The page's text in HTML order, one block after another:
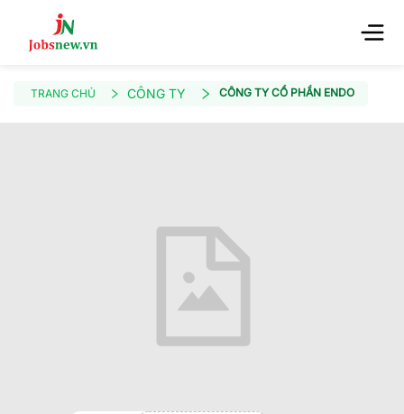
TRANG CHỦ CÔNG TY CÔNG TY CỔ PHẦN ENDO